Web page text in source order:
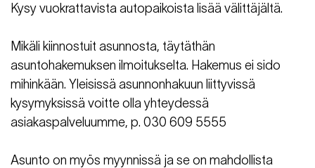
Kysy vuokrattavista autopaikoista lisää välittäjältä.
Mikäli kiinnostuit asunnosta, täytäthän
asuntohakemuksen ilmoitukselta. Hakemus ei sido
mihinkään. Yleisissä asunnonhakuun liittyvissä
kysymyksissä voitte olla yhteydessä
asiakaspalveluumme, p. 030 609 5555
Asunto on myös myynnissä ja se on mahdollista